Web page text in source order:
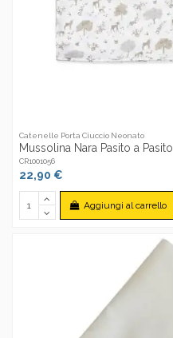
Catenelle Porta Ciuccio Neonato
Mussolina Nara Pasito a Pasito
CR1001056
22,90 €
Aggiungi al carrello